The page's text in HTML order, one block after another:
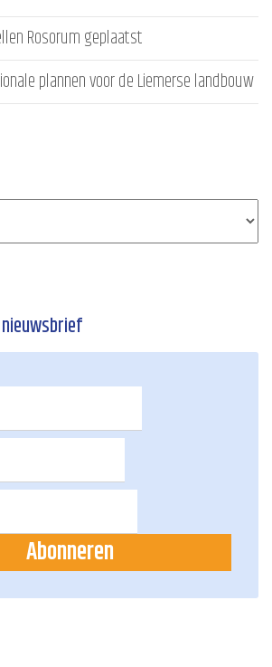
Rosorum geplaatst
plannen voor de Liemerse landbouw
Abonneren